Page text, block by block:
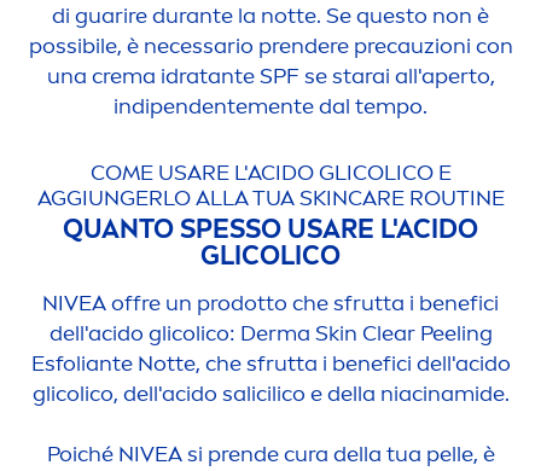
di guarire durante la notte. Se questo non è
possibile, è necessario prendere precauzioni con
una crema idratante SPF se starai all'aperto,
indipendentemente dal tempo.
COME USARE L'ACIDO GLICOLICO E
AGGIUNGERLO ALLA TUASKINCAREROUTINE
QUANTO SPESSO USARE L'ACIDO
GLICOLICO
NIVEAoffre un prodotto che sfrutta i benefici
dell'acido glicolico: Derma Skin Clear Peeling
Esfoliante Notte, che sfrutta i benefici dell'acido
glicolico, dell'acido salicilico e della niacinamide.
Poiché NIVEAsi prende cura della tua pelle, è